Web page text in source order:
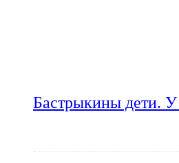
Бастрыкины дети. У